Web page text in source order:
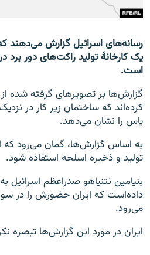
صفحه پشتو
Azadi English
به ما بپیوندید
همۀ سایت‌های رادیو آزادی/ رادیو
رسانه‌های اسرائیل گزارش می‌دهند
یک کارخانۀ تولید راکت‌های دور
است.
گزارش‌ها بر تصویرهای گرفته شده از
کرده‌اند که ساختمان زیر کار در
یاس را نشان می‌دهد.
به اساس گزارش‌ها، گمان می‌رود که
تولید و ذخیره اسلحه استفاده شود.
بنیامین نتنیاهو صدراعظم اسرائیل
داده‌است که ایران حضورش را در
می‌رود.
ایران در مورد این گزارش‌ها تبصره